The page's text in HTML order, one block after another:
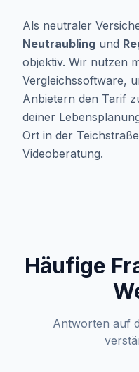
Als neutraler
Neutraubling und
objektiv. Wir nutzen
Vergleichssoftware,
Anbietern den Tarif
deiner
Ort in der
Videoberatung.
Häufige
Antworten auf